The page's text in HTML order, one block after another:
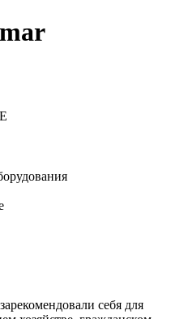
себя для